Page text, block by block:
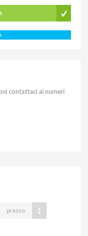
contattaci ai numeri
prezzo